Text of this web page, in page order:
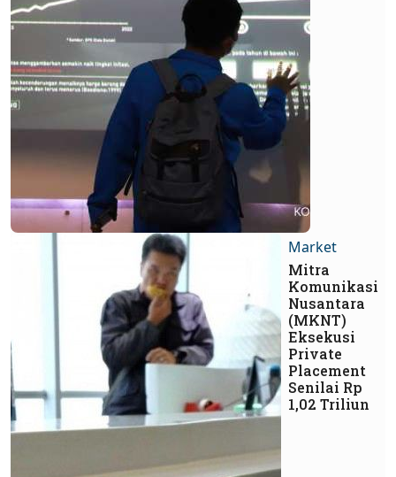
Market
Mitra
Komunikasi
Nusantara
(MKNT)
Eksekusi
Private
Placement
Senilai Rp
1,02 Triliun